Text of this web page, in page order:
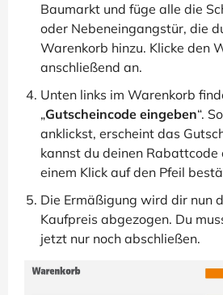
Baumarkt und füge alle die
oder Nebeneingangstür, die
Warenkorb hinzu. Klicke den
anschließend an.
Unten links im Warenkorb
„Gutscheincode eingeben“.
anklickst, erscheint das
kannst du deinen Rabattcode
einem Klick auf den Pfeil
Die Ermäßigung wird dir nun
Kaufpreis abgezogen. Du
jetzt nur noch abschließen.